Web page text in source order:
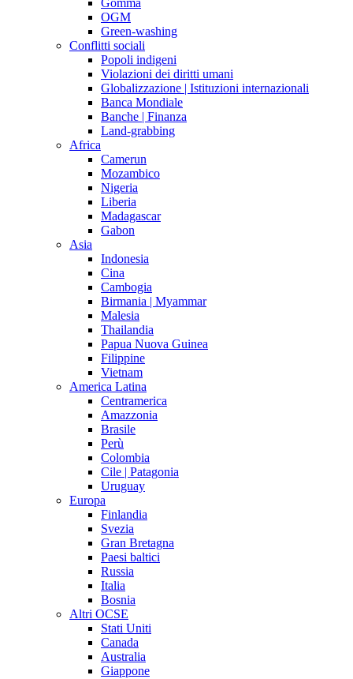
Gomma
OGM
Green-washing
Conflitti sociali
Popoli indigeni
Violazioni dei diritti umani
Globalizzazione | Istituzioni internazionali
Banca Mondiale
Banche | Finanza
Land-grabbing
Africa
Camerun
Mozambico
Nigeria
Liberia
Madagascar
Gabon
Asia
Indonesia
Cina
Cambogia
Birmania | Myammar
Malesia
Thailandia
Papua Nuova Guinea
Filippine
Vietnam
America Latina
Centramerica
Amazzonia
Brasile
Perù
Colombia
Cile | Patagonia
Uruguay
Europa
Finlandia
Svezia
Gran Bretagna
Paesi baltici
Russia
Italia
Bosnia
Altri OCSE
Stati Uniti
Canada
Australia
Giappone